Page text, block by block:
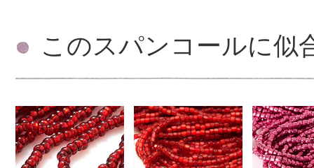
このスパンコールに似